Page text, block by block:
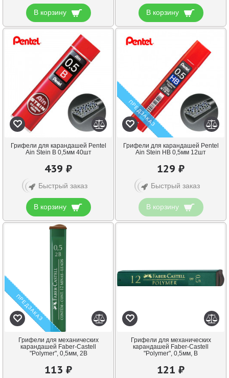
В корзину В корзину
Грифели для карандашей Pentel
Ain Stein B 0,5мм 40шт
439 ₽
Быстрый заказ
В корзину
ПРЕДЗАКАЗ
Грифели для карандашей Pentel
Ain Stein HB 0,5мм 12шт
129 ₽
Быстрый заказ
В корзину
ПРЕДЗАКАЗ
Грифели для механических
карандашей Faber-Castell
"Polymer", 0,5мм, 2B
113 ₽
Грифели для механических
карандашей Faber-Castell
"Polymer", 0,5мм, B
121 ₽